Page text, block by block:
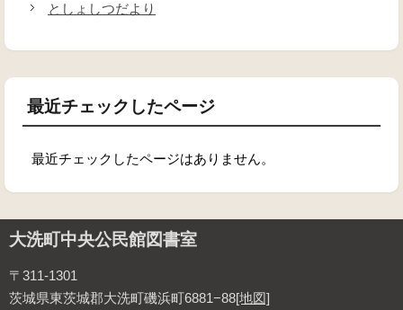
としょしつだより
最近チェックしたページ
最近チェックしたページはありません。
大洗町中央公民館図書室
〒311-1301
茨城県東茨城郡大洗町磯浜町6881−88[地図]